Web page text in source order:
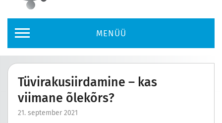
MENÜÜ
Tüvirakusiirdamine – kas
viimane õlekõrs?
21. september 2021